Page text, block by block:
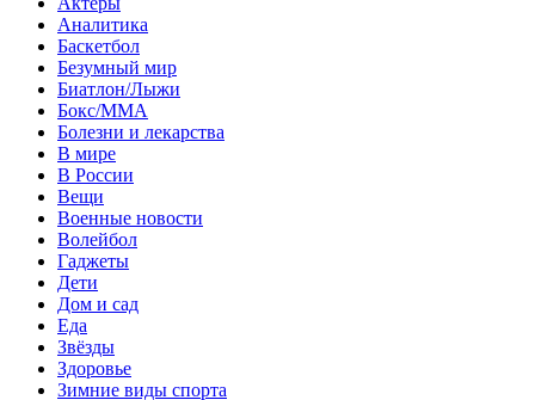
Аналитика
Баскетбол
Безумный мир
Биатлон/Лыжи
Бокс/MMA
Болезни и лекарства
В мире
В России
Вещи
Военные новости
Волейбол
Гаджеты
Дети
Дом и сад
Еда
Звёзды
Здоровье
Зимние виды спорта